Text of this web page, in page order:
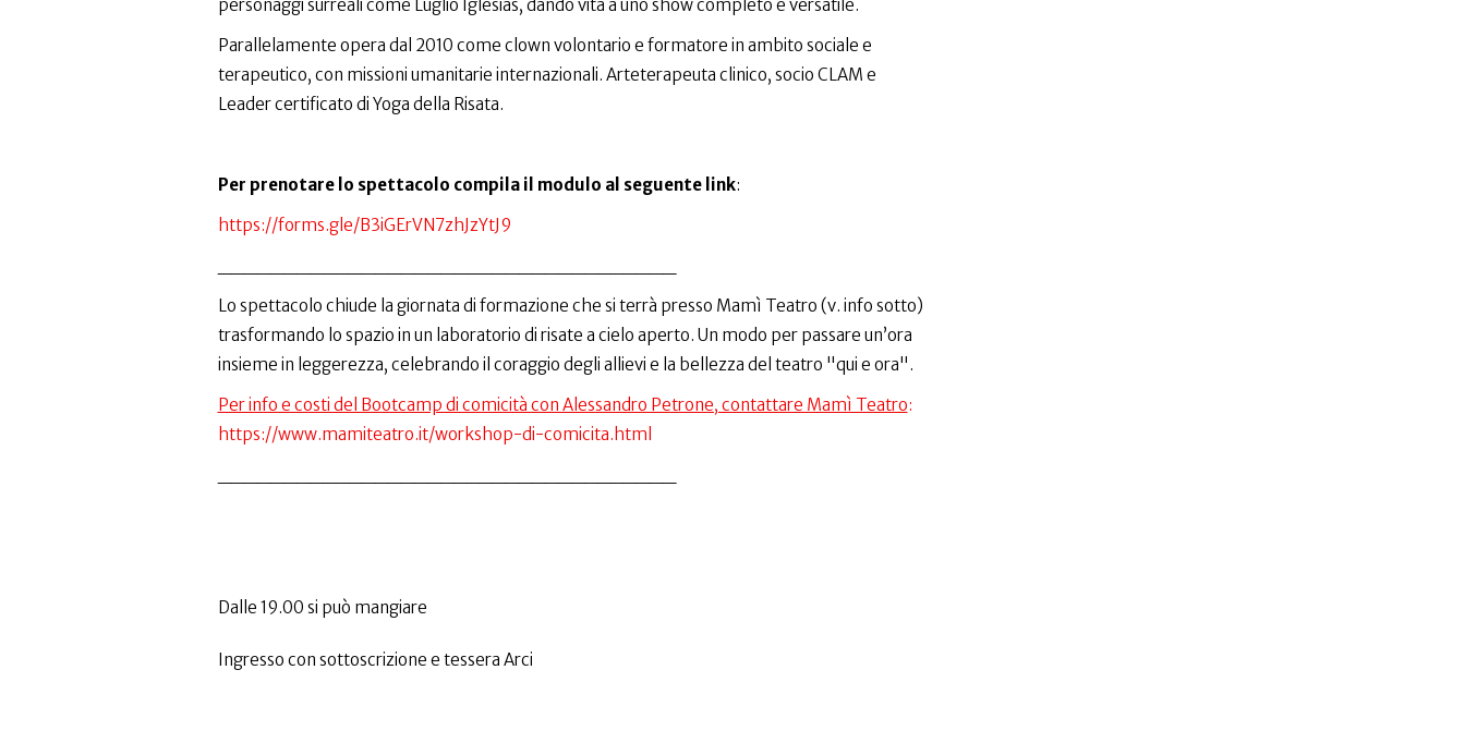
personaggi surreali come Luglio Iglesias, dando vita a uno show completo e versatile.
Parallelamente opera dal 2010 come clown volontario e formatore in ambito sociale e
terapeutico, con missioni umanitarie internazionali. Arteterapeuta clinico, socio CLAM e
Leader certificato di Yoga della Risata.
Per prenotare lo spettacolo compila il modulo al seguente link:
https://forms.gle/B3iGErVN7zhJzYtJ9
Lo spettacolo chiude la giornata di formazione che si terrà presso Mamì Teatro (v. info sotto)
trasformando lo spazio in un laboratorio di risate a cielo aperto. Un modo per passare un’ora
insieme in leggerezza, celebrando il coraggio degli allievi e la bellezza del teatro "qui e ora".
Per info e costi del Bootcamp di comicità con Alessandro Petrone, contattare Mamì Teatro:
https://www.mamiteatro.it/workshop-di-comicita.html
Dalle 19.00 si può mangiare
Ingresso con sottoscrizione e tessera Arci